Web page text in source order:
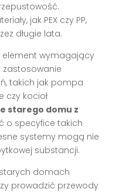
jak PEX czy PP,
długie lata.
element wymagający
zastosowanie
takich jak pompa
czy kocioł
starego domu z
o specyfice takich
systemy mogą nie
substancji.
domach
prowadzić przewody